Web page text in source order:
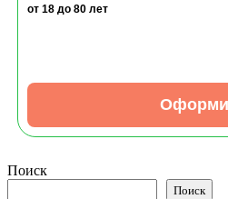
от 18 до 80 лет
Поиск
Поиск